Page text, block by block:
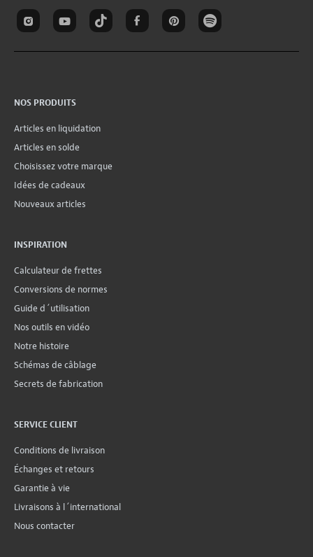
NOS PRODUITS
Articles en liquidation
Articles en solde
Choisissez votre marque
Idées de cadeaux
Nouveaux articles
INSPIRATION
Calculateur de frettes
Conversions de normes
Guide d´utilisation
Nos outils en vidéo
Notre histoire
Schémas de câblage
Secrets de fabrication
SERVICE CLIENT
Conditions de livraison
Échanges et retours
Garantie à vie
Livraisons à l´international
Nous contacter